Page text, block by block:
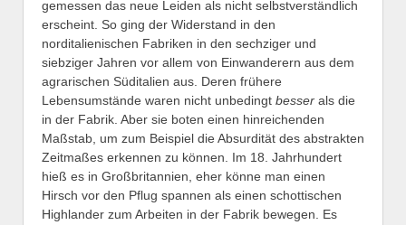
gemessen das neue Leiden als nicht selbstverständlich
erscheint. So ging der Widerstand in den
norditalienischen Fabriken in den sechziger und
siebziger Jahren vor allem von Einwanderern aus dem
agrarischen Süditalien aus. Deren frühere
Lebensumstände waren nicht unbedingt besser als die
in der Fabrik. Aber sie boten einen hinreichenden
Maßstab, um zum Beispiel die Absurdität des abstrakten
Zeitmaßes erkennen zu können. Im 18. Jahrhundert
hieß es in Großbritannien, eher könne man einen
Hirsch vor den Pflug spannen als einen schottischen
Highlander zum Arbeiten in der Fabrik bewegen. Es